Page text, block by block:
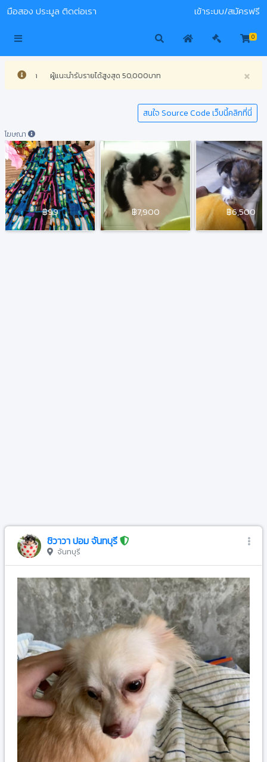
มือสอง ประมูล ติดต่อเรา เข้าระบบ/สมัครฟรี
0
×
บรายได้สูงสุด 50,000บาท
สนใจ Source Code เว็บนี้คลิกที่นี่
โฆษณา
฿99 ฿7,900 ฿6,500
ชิวาวา ปอม จันทบุรี
จันทบุรี